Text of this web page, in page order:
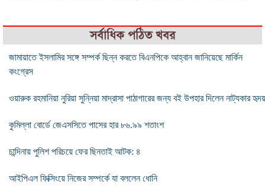
সর্বাধিক পঠিত খবর
জামায়াতে ইসলামির সঙ্গে সম্পর্ক ছিন্ন করতে বিএনপিকে আহ্বান জানিয়েছে মার্কিন
কংগ্রেস
ওয়ারুক রহমানিয়া নুরিয়া সুন্নিয়া মাদ্রাসা পাঠাগারের জন্য বই উপহার দিলেন নাট্যকার হৃদয়
কুমিল্লা বোর্ডে জেএসসিতে পাসের হার ৮৬.৯৯ শতাংশ
চান্দিনায় পুলিশ পরিচয়ে ফের ছিনতাই আটক: ৪
আইপিএল ফিক্সিংয়ে নিজের সম্পর্কে যা বললেন ধোনি